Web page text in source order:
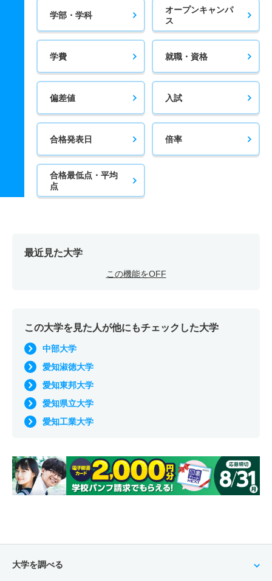
学部・学科
オープンキャンパ
ス
学費 就職・資格
偏差値 入試
合格発表日 倍率
合格最低点・平均
点
最近見た大学
この機能をOFF
この大学を見た人が他にもチェックした大学
中部大学
愛知淑徳大学
愛知東邦大学
愛知県立大学
愛知工業大学
大学を調べる